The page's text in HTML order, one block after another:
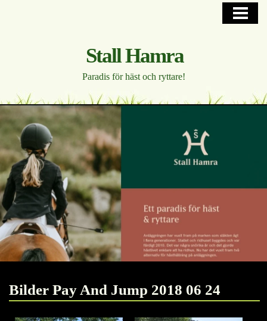
FOTOGALLERI
KONTAKTA, HITTA
BLOGG
INTERNT
Stall Hamra
Paradis för häst och ryttare!
Bilder Pay And Jump 2018 06 24